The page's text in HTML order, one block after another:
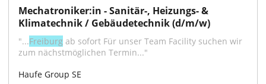
Mechatroniker:in - Sanitär-, Heizungs- &
Klimatechnik / Gebäudetechnik (d/m/w)
"...Freiburg ab sofort Für unser Team Facility suchen wir
zum nächstmöglichen Termin..."
Haufe Group SE